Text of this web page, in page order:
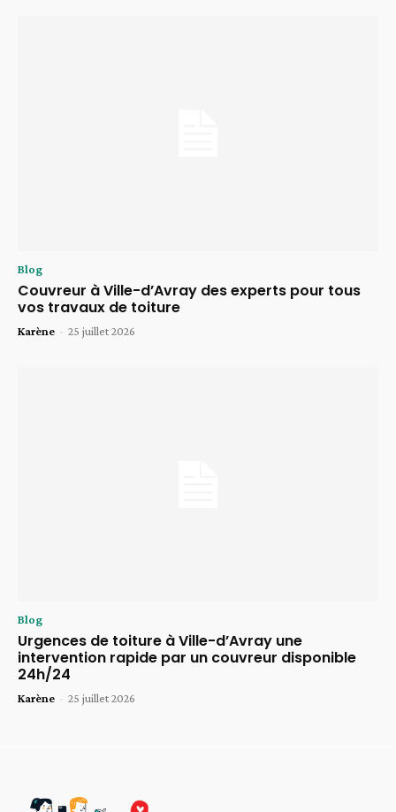
Blog
Couvreur à Ville-d’Avray des experts pour tous
vos travaux de toiture
Karène - 25 juillet 2026
Blog
Urgences de toiture à Ville-d’Avray une
intervention rapide par un couvreur disponible
24h/24
Karène - 25 juillet 2026